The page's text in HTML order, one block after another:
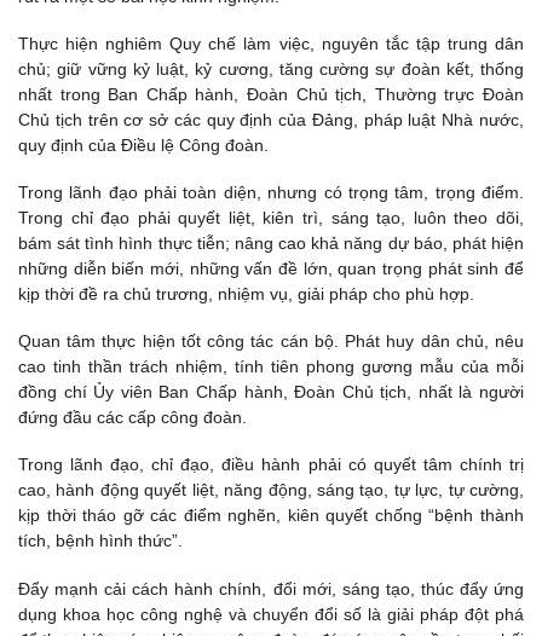
Thực hiện nghiêm Quy chế làm việc, nguyên tắc tập trung dân
chủ; giữ vững kỷ luật, kỷ cương, tăng cường sự đoàn kết, thống
nhất trong Ban Chấp hành, Đoàn Chủ tịch, Thường trực Đoàn
Chủ tịch trên cơ sở các quy định của Đảng, pháp luật Nhà nước,
quy định của Điều lệ Công đoàn.
Trong lãnh đạo phải toàn diện, nhưng có trọng tâm, trọng điểm.
Trong chỉ đạo phải quyết liệt, kiên trì, sáng tạo, luôn theo dõi,
bám sát tình hình thực tiễn; nâng cao khả năng dự báo, phát hiện
những diễn biến mới, những vấn đề lớn, quan trọng phát sinh để
kịp thời đề ra chủ trương, nhiệm vụ, giải pháp cho phù hợp.
Quan tâm thực hiện tốt công tác cán bộ. Phát huy dân chủ, nêu
cao tinh thần trách nhiệm, tính tiên phong gương mẫu của mỗi
đồng chí Ủy viên Ban Chấp hành, Đoàn Chủ tịch, nhất là người
đứng đầu các cấp công đoàn.
Trong lãnh đạo, chỉ đạo, điều hành phải có quyết tâm chính trị
cao, hành động quyết liệt, năng động, sáng tạo, tự lực, tự cường,
kịp thời tháo gỡ các điểm nghẽn, kiên quyết chống “bệnh thành
tích, bệnh hình thức”.
Đẩy mạnh cải cách hành chính, đổi mới, sáng tạo, thúc đẩy ứng
dụng khoa học công nghệ và chuyển đổi số là giải pháp đột phá